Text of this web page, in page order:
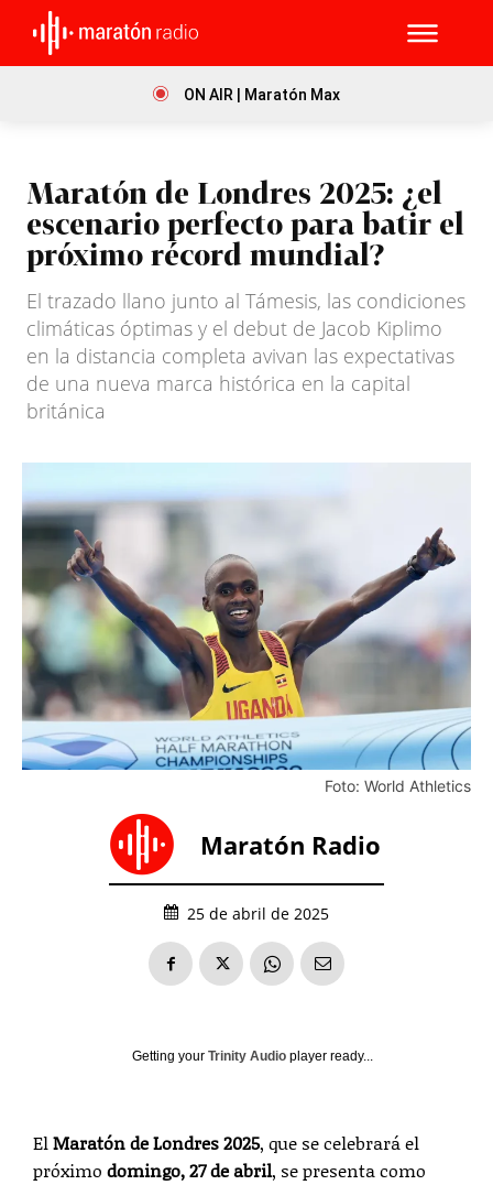
ON AIR | Maratón Max
Maratón de Londres 2025: ¿el
escenario perfecto para batir el
próximo récord mundial?
El trazado llano junto al Támesis, las condiciones
climáticas óptimas y el debut de Jacob Kiplimo
en la distancia completa avivan las expectativas
de una nueva marca histórica en la capital
británica
Foto: World Athletics
Maratón Radio
25 de abril de 2025
Getting yourTrinity Audio player ready...
ElMaratón de Londres 2025, que se celebrará el
próximodomingo, 27 de abril, se presenta como